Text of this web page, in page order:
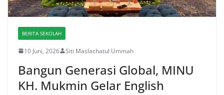
BERITA SEKOLAH
10 Juni, 2026 Siti Maslachatul Ummah
Bangun Generasi Global, MINU
KH. Mukmin Gelar English